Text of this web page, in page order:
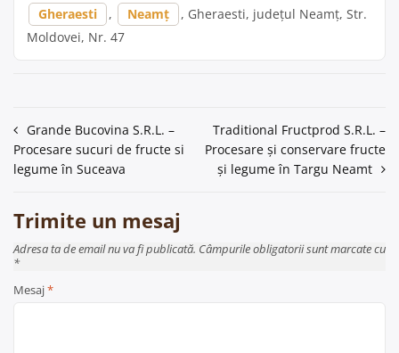
Gheraesti , Neamț
, Gheraesti, județul Neamț, Str.
Moldovei, Nr. 47
Navigare
în
Grande Bucovina S.R.L. –
Procesare sucuri de fructe si
legume în Suceava
Traditional Fructprod S.R.L. –
Procesare și conservare fructe
și legume în Targu Neamt
Trimite un mesaj
Adresa ta de email nu va fi publicată. Câmpurile obligatorii sunt marcate cu
*
Mesaj*